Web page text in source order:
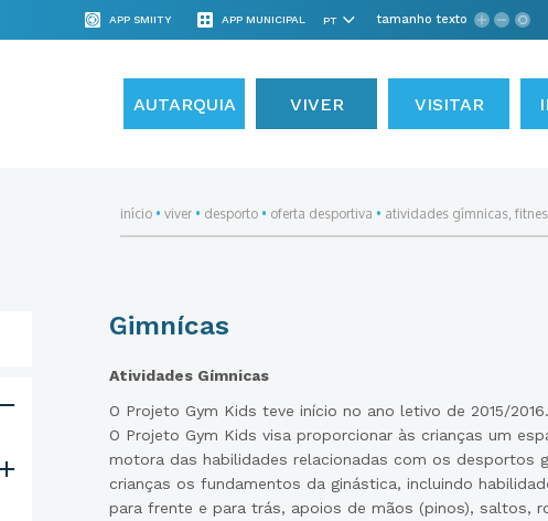
APP SMIITY APP MUNICIPAL tamanho texto
AUTARQUIA VIVER VISITAR
início•viver• desporto• oferta desportiva • atividades gímnicas,
Gimnícas
Atividades Gímnicas
O Projeto Gym Kids teve início no ano letivo de 2015/2016.
O Projeto Gym Kids visa proporcionar às crianças um
motora das habilidades relacionadas com os desportos
crianças os fundamentos da ginástica, incluindo
para frente e para trás, apoios de mãos (pinos), saltos,